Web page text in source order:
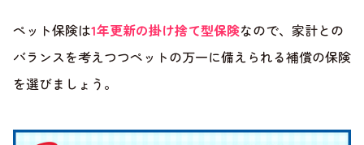
ペット保険は1年更新の掛け捨て型保険なので、家計との
バランスを考えつつペットの万一に備えられる補償の保険
を選びましょう。